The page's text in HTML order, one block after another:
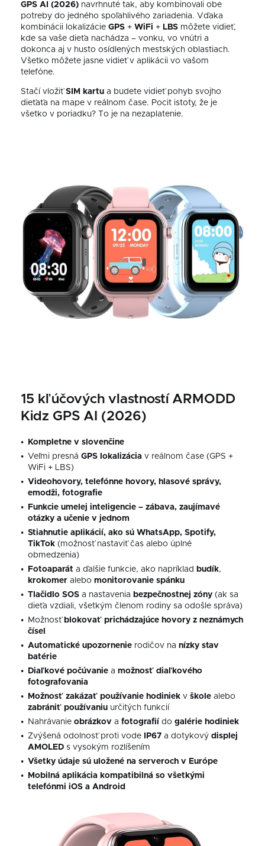
GPS AI (2026) navrhnuté tak, aby kombinovali obe
potreby do jedného spoľahlivého zariadenia. Vďaka
kombinácii lokalizácie GPS + WiFi + LBS môžete vidieť,
kde sa vaše dieťa nachádza – vonku, vo vnútri a
dokonca aj v husto osídlených mestských oblastiach.
Všetko môžete jasne vidieť v aplikácii vo vašom
telefóne.
Stačí vložiťSIM kartu a budete vidieť pohyb svojho
dieťaťa na mape v reálnom čase. Pocit istoty, že je
všetko v poriadku? To je na nezaplatenie.
15 kľúčových vlastností ARMODD
Kidz GPS AI (2026)
Kompletne v slovenčine
Veľmi presná GPS lokalizácia v reálnom čase (GPS +
WiFi + LBS)
Videohovory, telefónne hovory, hlasové správy,
emodži, fotografie
Funkcie umelej inteligencie – zábava, zaujímavé
otázky a učenie v jednom
Stiahnutie aplikácií, ako sú WhatsApp, Spotify,
TikTok (možnosť nastaviť čas alebo úplné
obmedzenia)
Fotoaparát a ďalšie funkcie, ako napríklad budík,
krokomer alebo monitorovanie spánku
Tlačidlo SOS a nastavenia bezpečnostnej zóny (ak sa
dieťa vzdiali, všetkým členom rodiny sa odošle správa)
Možnosť blokovať prichádzajúce hovory z neznámych
čísel
Automatické upozornenie rodičov na nízky stav
batérie
Diaľkové počúvanie a možnosť diaľkového
fotografovania
Možnosť zakázať používanie hodiniek v škole alebo
zabrániť používaniu určitých funkcií
Nahrávanie obrázkov a fotografií do galérie hodiniek
Zvýšená odolnosť proti vode
IP67 a dotykový displej
AMOLED s vysokým rozlíšením
Všetky údaje sú uložené na serveroch v Európe
Mobilná aplikácia kompatibilná so všetkými
telefónmi iOS a Android